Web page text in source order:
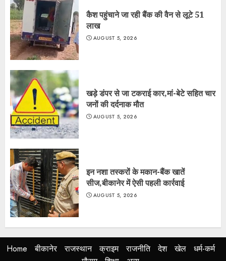
कैश पहुंचाने जा रही बैंक की वैन से लूटे 51
लाख
AUGUST 5, 2026
खड़े डंपर से जा टकराई कार,मां-बेटे सहित चार
जनों की दर्दनाक मौत
AUGUST 5, 2026
इन नशा तस्करों के मकान-बैंक खातें
सीज,बीकानेर में ऐसी पहली कार्रवाई
AUGUST 5, 2026
Home बीकानेर राजस्थान क्राइम राजनीति देश खेल
धर्म-कर्म